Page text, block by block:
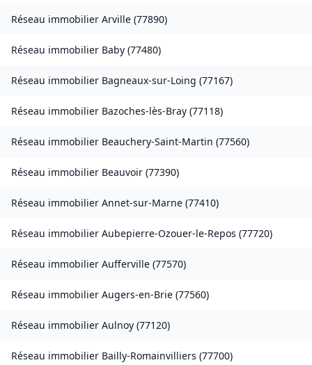
Réseau immobilier Arville (77890)
Réseau immobilier Baby (77480)
Réseau immobilier Bagneaux-sur-Loing (77167)
Réseau immobilier Bazoches-lès-Bray (77118)
Réseau immobilier Beauchery-Saint-Martin (77560)
Réseau immobilier Beauvoir (77390)
Réseau immobilier Annet-sur-Marne (77410)
Réseau immobilier Aubepierre-Ozouer-le-Repos (77720)
Réseau immobilier Aufferville (77570)
Réseau immobilier Augers-en-Brie (77560)
Réseau immobilier Aulnoy (77120)
Réseau immobilier Bailly-Romainvilliers (77700)